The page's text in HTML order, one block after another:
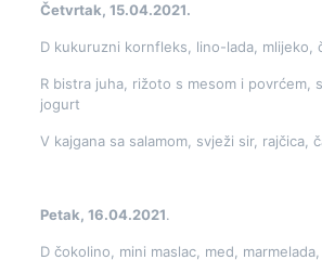
Četvrtak, 15.04.2021.
D kukuruzni kornfleks, lino-lada, mlijeko,
R bistra juha, rižoto s mesom i povrćem,
jogurt
V kajgana sa salamom, svježi sir, rajčica,
Petak, 16.04.2021.
D čokolino, mini maslac, med,